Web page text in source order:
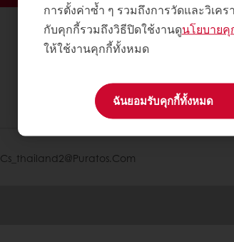
การตั้งค่าซ้ำ ๆ รวมถึงการวัดและวิเค
กับคุกกี้รวมถึงวิธีปิดใช้งานดูนโยบายคุ
ให้ใช้งานคุกกี้ทั้งหมด
ฉันยอมรับคุกกี้ทั้งหมด
เกี่ยวกับพูราโต๊ส
Cs_thailand2@puratos.com